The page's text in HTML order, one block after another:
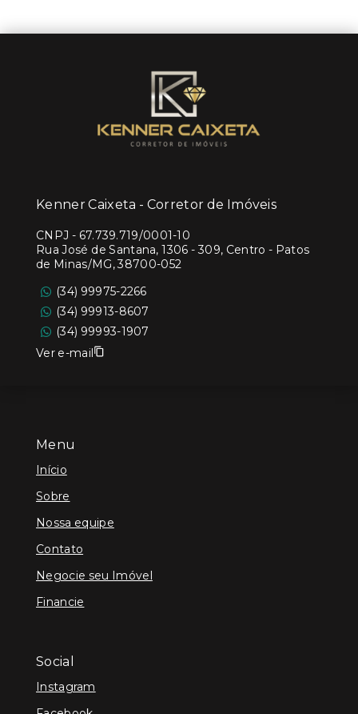
Menu
Início
Sobre
Nossa equipe
Contato
Negocie seu Imóvel
Financie
Social
Instagram
Kenner Caixeta - Corretor de Imóveis
CNPJ - 67.739.719/0001-10
Rua José de Santana, 1306 - 309, Centro - Patos
de Minas/MG, 38700-052
(34) 99975-2266
(34) 99913-8607
(34) 99993-1907
Ver e-mail